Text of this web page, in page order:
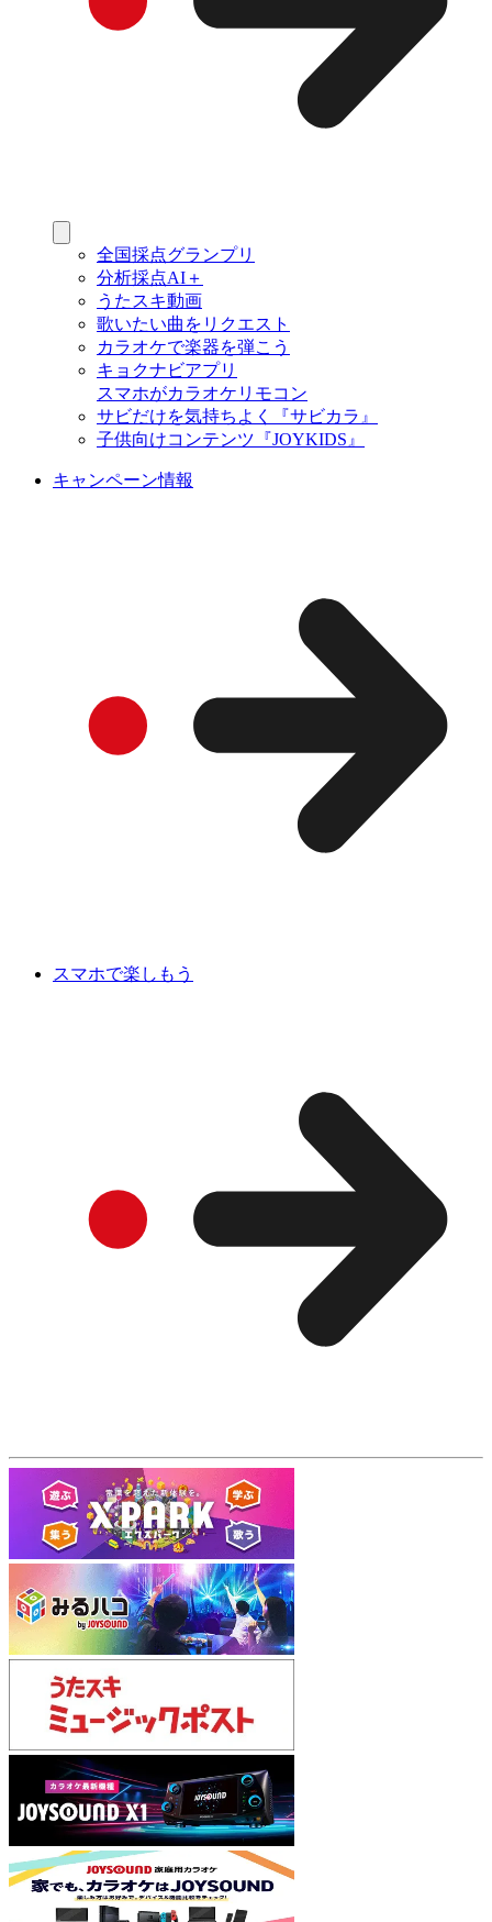
全国採点グランプリ
分析採点AI＋
うたスキ動画
歌いたい曲をリクエスト
カラオケで楽器を弾こう
キョクナビアプリ
スマホがカラオケリモコン
サビだけを気持ちよく『サビカラ』
子供向けコンテンツ『JOYKIDS』
キャンペーン情報
スマホで楽しもう